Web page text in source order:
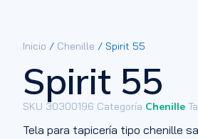
Inicio / Chenille / Spirit 55
Spirit 55
SKU 30300196 Categoría Chenille
Tela para tapicería tipo chenille